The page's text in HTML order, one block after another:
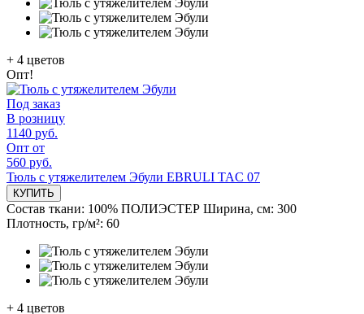
+ 4 цветов
Опт!
Под заказ
В розницу
1140 руб.
Опт от
560 руб.
Тюль с утяжелителем Эбули EBRULI TAC 07
КУПИТЬ
Состав ткани: 100% ПОЛИЭСТЕР Ширина, см: 300
Плотность, гр/м²: 60
+ 4 цветов